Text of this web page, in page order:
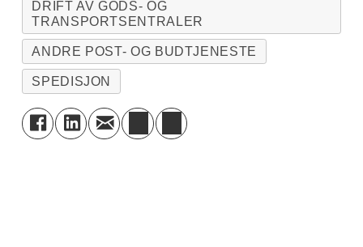
over selskapet eiendeler og likviderer
(selger) disse for å betale kreditorene.
At et selskap er besluttet tvangsoppløst
betyr at det har misligholdt sine
administrative plikter, for eksempel å
DRIFT AV GODS- OG
TRANSPORTSENTRALER
ANDRE POST- OG BUDTJENESTE
SPEDISJON